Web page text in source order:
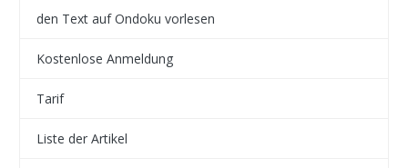
den Text auf Ondoku vorlesen
Kostenlose Anmeldung
Tarif
Liste der Artikel